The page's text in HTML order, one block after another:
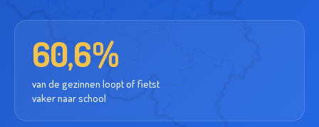
60,6%
van de gezinnen loopt of fietst
vaker naar school